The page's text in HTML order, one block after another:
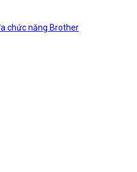
chức năng Brother